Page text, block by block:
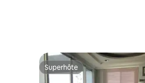
Superhôte
Superhôte